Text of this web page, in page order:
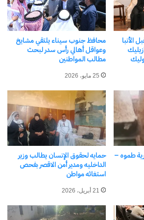
التدوينات المرسلة إلى بريدك
نسخ الرابط
الأنبا
محافظ جنوب سيناء يلتقي مشايخ
وعواقل أهالي رأس سدر لبحث
مطالب المواطنين
25 مايو، 2026
طموه –
حمايه لحقوق الإنسان يطالب وزير
الداخليه ومدير أمن الاقصر بفحص
استغاثه مواطن
21 أبريل، 2026